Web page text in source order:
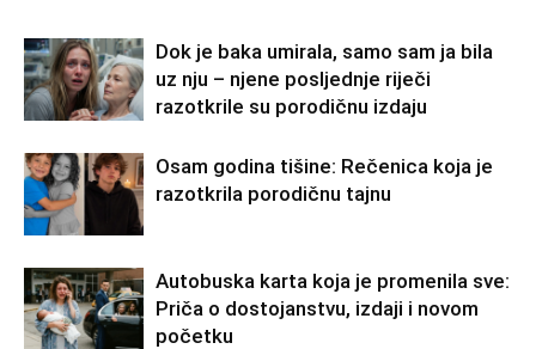
Dok je baka umirala, samo sam ja bila
uz nju – njene posljednje riječi
razotkrile su porodičnu izdaju
Osam godina tišine: Rečenica koja je
razotkrila porodičnu tajnu
Autobuska karta koja je promenila sve:
Priča o dostojanstvu, izdaji i novom
početku